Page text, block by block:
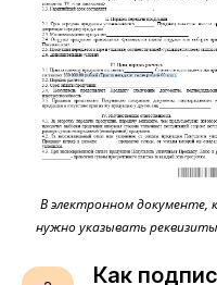
В электронном документе,
нужно указывать
Как